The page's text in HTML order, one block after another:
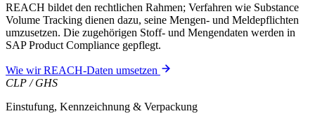
REACH bildet den rechtlichen Rahmen; Verfahren wie Substance
Volume Tracking dienen dazu, seine Mengen- und Meldepflichten
umzusetzen. Die zugehörigen Stoff- und Mengendaten werden in
SAP Product Compliance gepflegt.
Wie wir REACH-Daten umsetzen
CLP / GHS
Einstufung, Kennzeichnung & Verpackung